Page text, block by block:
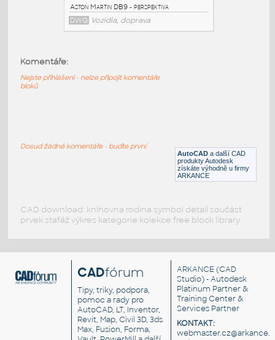
DWG Vozidla, doprava
Aston Martin DB9 - perspektiva
AutoCAD a další CAD
produkty Autodesk
získáte výhodně u firmy
ARKANCE
Komentáře:
Nejste přihlášeni - nelze připojit komentáře
bloků
Dosud žádné komentáře - buďte první
CAD download: knihovna rodina symbol detail součást
prvek stafáž výkres kategorie kolekce free block library
CADfórum
Tipy, triky, podpora,
pomoc a rady pro
AutoCAD, LT, Inventor,
Revit, Map, Civil 3D, 3ds
Max, Fusion, Forma,
ARKANCE (CAD
Studio) - Autodesk
Platinum Partner &
Training Center &
Services Partner
KONTAKT: